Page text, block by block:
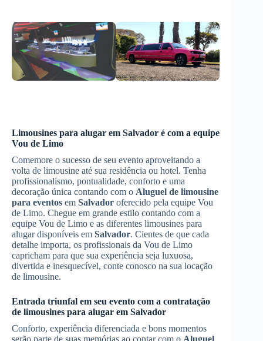
Limousines para alugar em Salvador é com a equipe
Vou de Limo
Comemore o sucesso de seu evento aproveitando a
volta de limousine até sua residência ou hotel. Tenha
profissionalismo, pontualidade, conforto e uma
decoração única contando com o Aluguel de limousine
para eventos em Salvador oferecido pela equipe Vou
de Limo. Chegue em grande estilo contando com a
equipe Vou de Limo e as diferentes limousines para
alugar disponíveis em Salvador. Cientes de que cada
detalhe importa, os profissionais da Vou de Limo
capricham para que sua experiência seja luxuosa,
divertida e inesquecível, conte conosco na sua locação
de limousine.
Entrada triunfal em seu evento com a contratação
de limousines para alugar em Salvador
Conforto, experiência diferenciada e bons momentos
serão parte de suas memórias ao contar com o Aluguel